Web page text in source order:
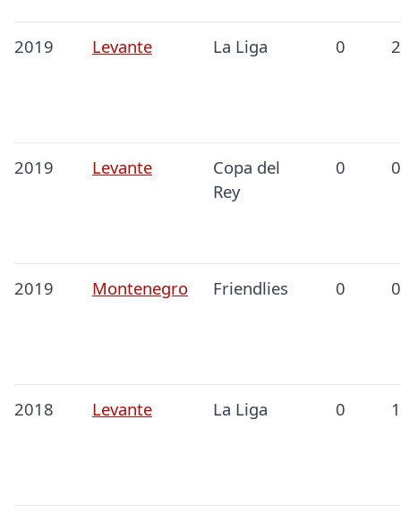
2019 Levante La Liga 0 2
2019 Levante
Copa del
Rey
0 0
2019 Montenegro Friendlies 0 0
2018 Levante La Liga 0 1